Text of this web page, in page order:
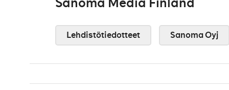
Lehdistötiedotteet Sanoma Oyj